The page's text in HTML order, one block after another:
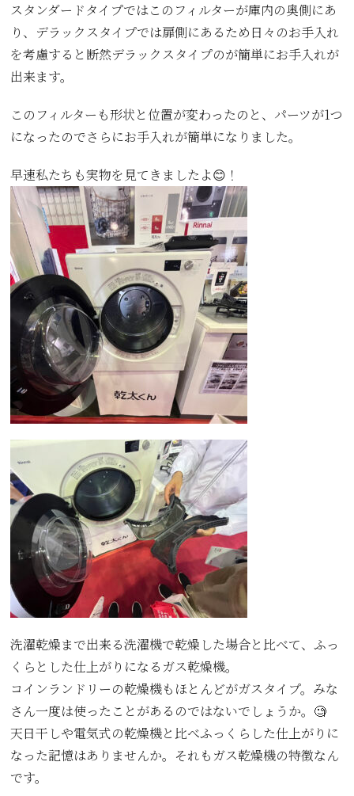
スタンダードタイプではこのフィルターが庫内の奥側にあ
り、デラックスタイプでは扉側にあるため日々のお手入れ
を考慮すると断然デラックスタイプのが簡単にお手入れが
出来ます。
このフィルターも形状と位置が変わったのと、パーツが1つ
になったのでさらにお手入れが簡単になりました。
早速私たちも実物を見てきましたよ😊！
洗濯乾燥まで出来る洗濯機で乾燥した場合と比べて、ふっ
くらとした仕上がりになるガス乾燥機。
コインランドリーの乾燥機もほとんどがガスタイプ。みな
さん一度は使ったことがあるのではないでしょうか。🧐
天日干しや電気式の乾燥機と比べふっくらした仕上がりに
なった記憶はありませんか。それもガス乾燥機の特徴なん
です。